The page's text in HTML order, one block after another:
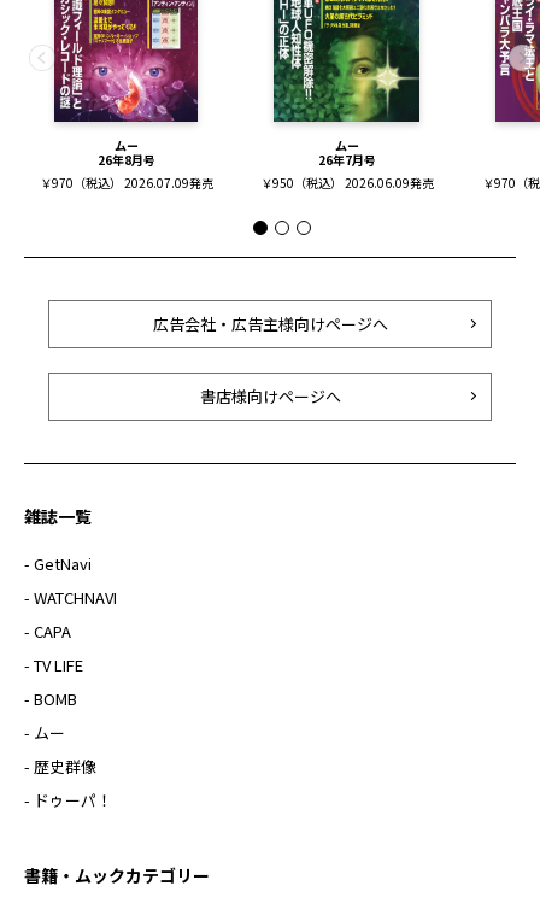
ムー
26年8月号
￥970（税込） 2026.07.09発売
ムー
26年7月号
￥950（税込） 2026.06.09発売
￥970（
広告会社・広告主様向けページへ
書店様向けページへ
雑誌一覧
- GetNavi
- WATCHNAVI
- CAPA
- TV LIFE
- BOMB
- ムー
- 歴史群像
- ドゥーパ！
書籍・ムックカテゴリー